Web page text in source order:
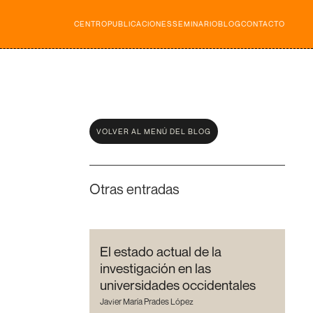
CENTROPUBLICACIONESSEMINARIOBLOGCONTACTO
VOLVER AL MENÚ DEL BLOG
Otras entradas
El estado actual de la
investigación en las
universidades occidentales
Javier María Prades López